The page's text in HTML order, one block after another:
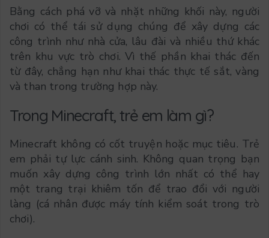
Bằng cách phá vỡ và nhặt những khối này, người
chơi có thể tái sử dụng chúng để xây dựng các
công trình như nhà cửa, lâu đài và nhiều thứ khác
trên khu vực trò chơi. Vì thế phần khai thác đến
từ đây, chẳng hạn như khai thác thực tế sắt, vàng
và than trong trường hợp này.
Trong Minecraft, trẻ em làm gì?
Minecraft không có cốt truyện hoặc mục tiêu. Trẻ
em phải tự lực cánh sinh. Không quan trọng bạn
muốn xây dựng công trình lớn nhất có thể hay
một trang trại khiêm tốn để trao đổi với người
làng (cá nhân được máy tính kiểm soát trong trò
chơi).